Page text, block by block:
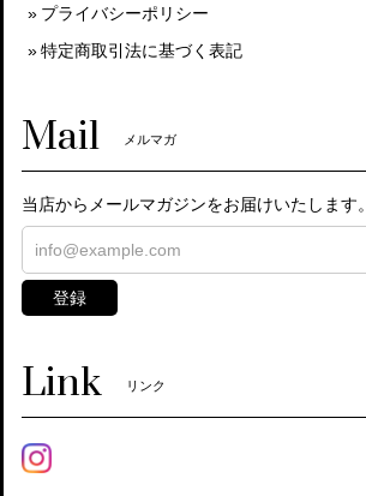
プライバシーポリシー
特定商取引法に基づく表記
Mail メルマガ
当店からメールマガジンをお届けいたします。
登録
Link リンク